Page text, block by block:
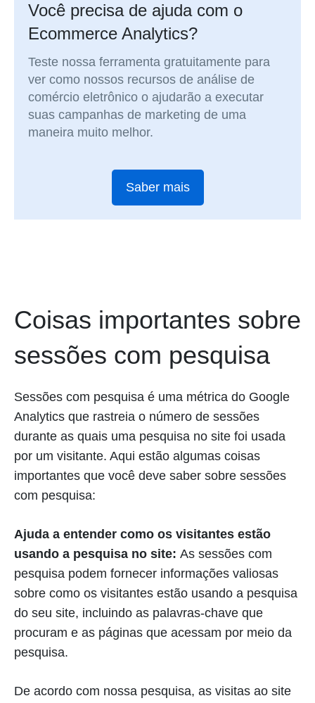
Você precisa de ajuda com o
Ecommerce Analytics?
Teste nossa ferramenta gratuitamente para
ver como nossos recursos de análise de
comércio eletrônico o ajudarão a executar
suas campanhas de marketing de uma
maneira muito melhor.
Saber mais
Coisas importantes sobre
sessões com pesquisa
Sessões com pesquisa é uma métrica do Google
Analytics que rastreia o número de sessões
durante as quais uma pesquisa no site foi usada
por um visitante. Aqui estão algumas coisas
importantes que você deve saber sobre sessões
com pesquisa:
Ajuda a entender como os visitantes estão
usando a pesquisa no site: As sessões com
pesquisa podem fornecer informações valiosas
sobre como os visitantes estão usando a pesquisa
do seu site, incluindo as palavras-chave que
procuram e as páginas que acessam por meio da
pesquisa.
De acordo com nossa pesquisa, as visitas ao site